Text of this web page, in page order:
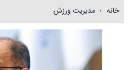
خانه مدیریت ورزش